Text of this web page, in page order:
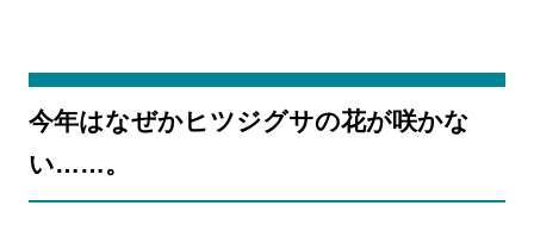
今年はなぜかヒツジグサの花が咲かな
い……。